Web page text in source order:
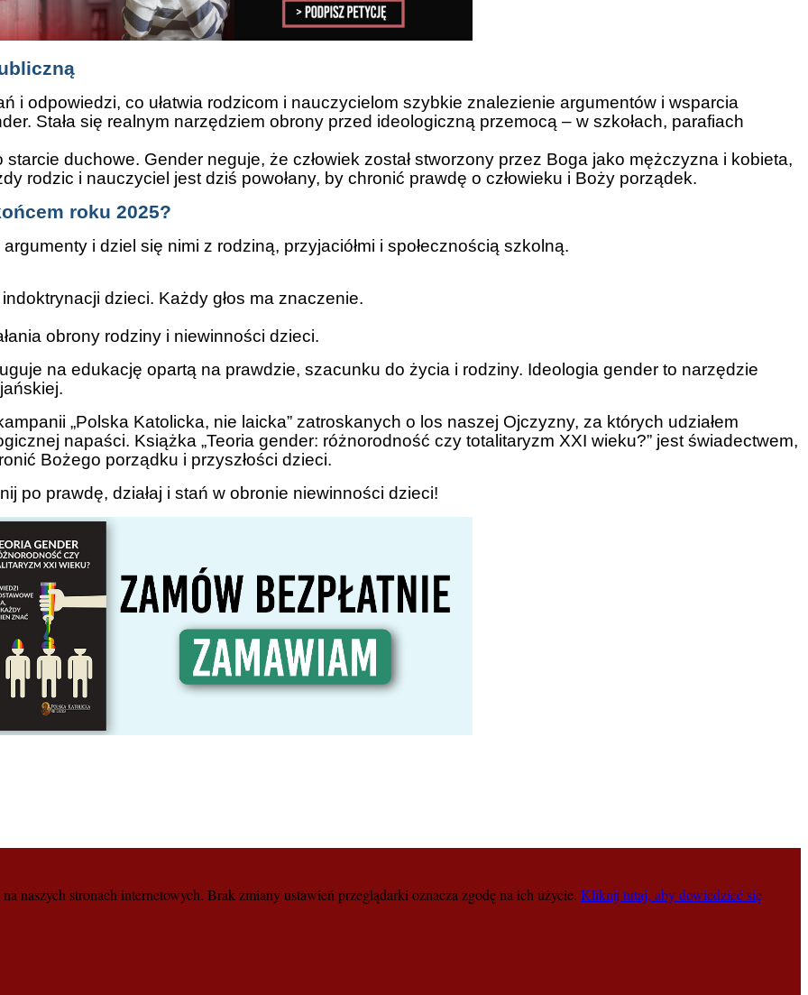
i odpowiedzi, co ułatwia rodzicom i nauczycielom szybkie znalezienie argumentów i wsparcia
Stała się realnym narzędziem obrony przed ideologiczną przemocą – w szkołach, parafiach
duchowe. Gender neguje, że człowiek został stworzony przez Boga jako mężczyzna i kobieta,
rodzic i nauczyciel jest dziś powołany, by chronić prawdę o człowieku i Boży porządek.
roku 2025?
i dziel się nimi z rodziną, przyjaciółmi i społecznością szkolną.
dzieci. Każdy głos ma znaczenie.
obrony rodziny i niewinności dzieci.
na edukację opartą na prawdzie, szacunku do życia i rodziny. Ideologia gender to narzędzie
„Polska Katolicka, nie laicka” zatroskanych o los naszej Ojczyzny, za których udziałem
napaści. Książka „Teoria gender: różnorodność czy totalitaryzm XXI wieku?” jest świadectwem,
Bożego porządku i przyszłości dzieci.
po prawdę, działaj i stań w obronie niewinności dzieci!
stronach internetowych. Brak zmiany ustawień przeglądarki oznacza zgodę na ich użycie. Kliknij tutaj, aby dowiedzieć się